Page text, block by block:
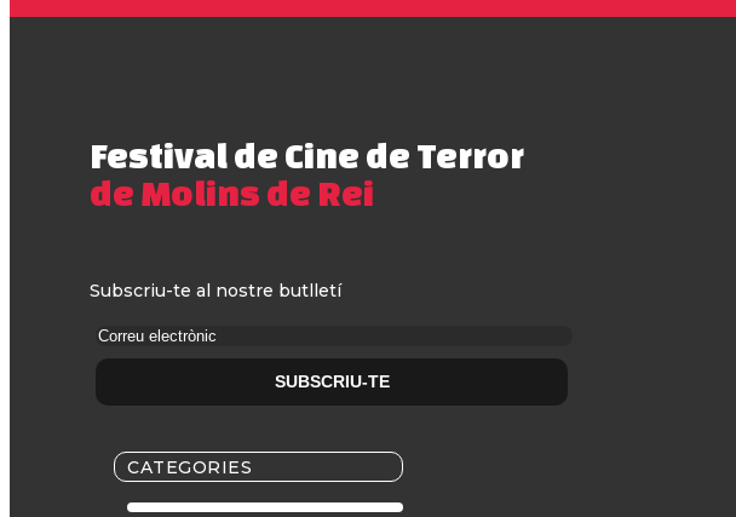
Festival de Cine de Terror
de Molins de Rei
Subscriu-te al nostre butlletí
CATEGORIES